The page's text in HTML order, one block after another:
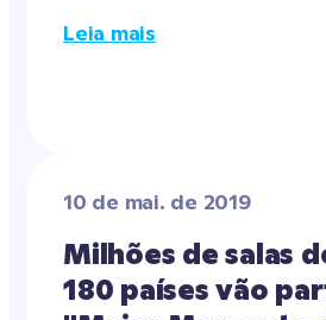
Leia mais
10 de mai. de 2019
Milhões de salas
180 países vão